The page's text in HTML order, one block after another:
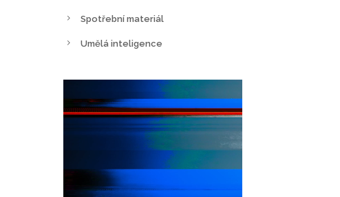
Spotřební materiál
Umělá inteligence